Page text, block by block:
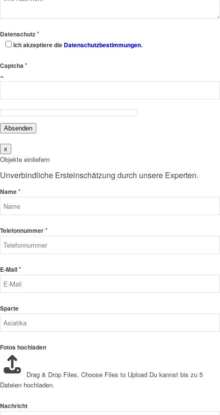
Datenschutz*
Ich akzeptiere die Datenschutzbestimmungen.
Captcha *
=
Absenden
x
Objekte einliefern
Unverbindliche Ersteinschätzung durch unsere Experten.
Name*
Telefonnummer*
E-Mail*
Sparte
Fotos hochladen
Drag & Drop Files, Choose Files to Upload Du kannst bis zu 5
Dateien hochladen.
Nachricht